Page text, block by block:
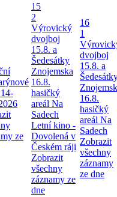
ze
15
2
Výrovický
dvojboj
15.8. a
Šedesátky
Znojemska
16.8.
hasičký
areál Na
Sadech
Letní kino -
Dovolená v
Českém ráji
Zobrazit
všechny
záznamy ze
dne
16
1
dvojboj
15.8. a
16.8.
hasičký
areál Na
Sadech
Zobrazit
všechny
záznamy
ze dne